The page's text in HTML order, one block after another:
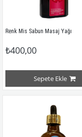
Renk Mis Sabun Masaj Yağı
₺400,00
Sepete Ekle